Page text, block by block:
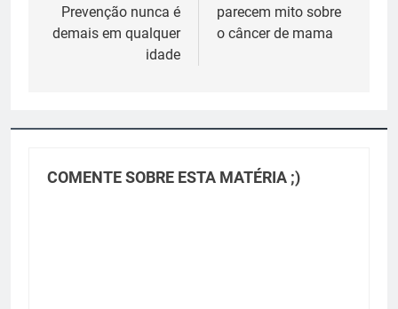
Post
Prevenção nunca é
demais em qualquer
idade
parecem mito sobre
o câncer de mama
COMENTE SOBRE ESTA MATÉRIA ;)